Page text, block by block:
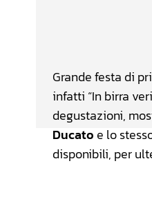
Grande festa di
infatti “In birra
degustazioni,
Ducato e lo
disponibili, per